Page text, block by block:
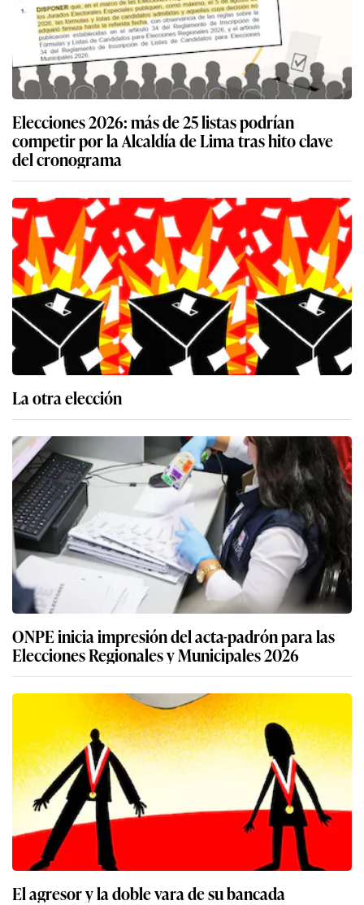
Elecciones 2026: más de 25 listas podrían
competir por la Alcaldía de Lima tras hito clave
del cronograma
La otra elección
ONPE inicia impresión del acta-padrón para las
Elecciones Regionales y Municipales 2026
El agresor y la doble vara de su bancada